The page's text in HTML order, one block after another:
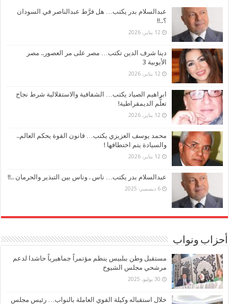
عبدالسلام بدر يكتب… هل فرَّط عبدالناصر في السودان
؟..!!
12 يناير، 2026
دينا شرف الدين تكتب… مصر على مر العصور.. مصر
الأيوبية 3
12 يناير، 2026
ابراهيم الصياد يكتب… الشفافية والاستقلالية شرط نجاح
تعلُّم الديمقراطية!
12 يناير، 2026
محمد يوسف العزيزي يكتب… قانون القوة يحكم العالم..
والسيادة يتم اختطافها !
12 يناير، 2026
عبدالسلام بدر يكتب… ناس . وناس بين التبذير والحرمان ..!!
6 ديسمبر، 2025
أحزاب ونواب
مستقبل وطن ببلبيس ينظم مؤتمراً جماهيرياً حاشدا لدعم
مرشحي مجلس الشيوخ
30 يوليو، 2025
خلال استقباله وكيلة القوي العاملة بالنواب… رئيس مجلس